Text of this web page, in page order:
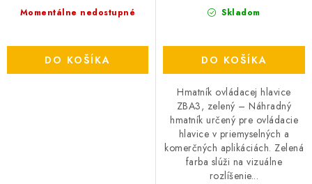
Momentálne nedostupné
DO KOŠÍKA
Skladom
DO KOŠÍKA
Hmatník ovládacej hlavice
ZBA3, zelený – Náhradný
hmatník určený pre ovládacie
hlavice v priemyselných a
komerčných aplikáciách. Zelená
farba slúži na vizuálne
rozlíšenie...